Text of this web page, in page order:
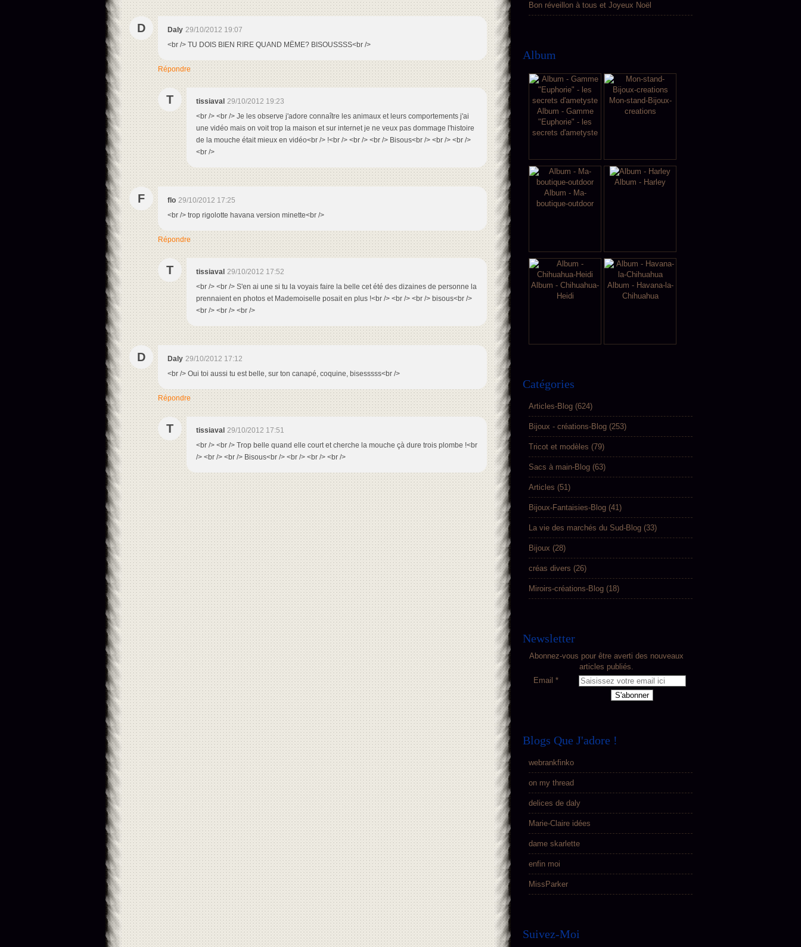
D Daly 29/10/2012 19:07
<br /> TU DOIS BIEN RIRE QUAND MËME? BISOUSSSS<br />
Répondre
T tissiaval 29/10/2012 19:23
<br /> <br /> Je les observe j'adore connaître les animaux et leurs comportements j'ai
une vidéo mais on voit trop la maison et sur internet je ne veux pas dommage l'histoire
de la mouche était mieux en vidéo<br /> !<br /> <br /> <br /> Bisous<br /> <br /> <br />
<br />
F flo 29/10/2012 17:25
<br /> trop rigolotte havana version minette<br />
Répondre
T tissiaval 29/10/2012 17:52
<br /> <br /> S'en ai une si tu la voyais faire la belle cet été des dizaines de personne la
prennaient en photos et Mademoiselle posait en plus !<br /> <br /> <br /> bisous<br />
<br /> <br /> <br />
D Daly 29/10/2012 17:12
<br /> Oui toi aussi tu est belle, sur ton canapé, coquine, bisesssss<br />
Répondre
T tissiaval 29/10/2012 17:51
<br /> <br /> Trop belle quand elle court et cherche la mouche çà dure trois plombe !<br
/> <br /> <br /> Bisous<br /> <br /> <br /> <br />
Bon réveillon à tous et Joyeux Noël
Album
Album - Gamme
"Euphorie" - les
secrets d'ametyste
Mon-stand-Bijoux-
creations
Album - Ma-
boutique-outdoor
Album - Harley
Album - Chihuahua-
Heidi
Album - Havana-la-
Chihuahua
Catégories
Articles-Blog (624)
Bijoux - créations-Blog (253)
Tricot et modèles (79)
Sacs à main-Blog (63)
Articles (51)
Bijoux-Fantaisies-Blog (41)
La vie des marchés du Sud-Blog (33)
Bijoux (28)
créas divers (26)
Miroirs-créations-Blog (18)
Newsletter
Abonnez-vous pour être averti des nouveaux
articles publiés.
Email
Blogs Que J'adore !
webrankfinko
on my thread
delices de daly
Marie-Claire idées
dame skarlette
enfin moi
MissParker
Suivez-Moi